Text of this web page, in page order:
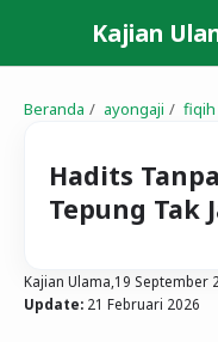
Kajian
Beranda ayongaji fiqih
Hadits
Tepung Tak
Kajian Ulama, 19 September
Update: 21 Februari 2026